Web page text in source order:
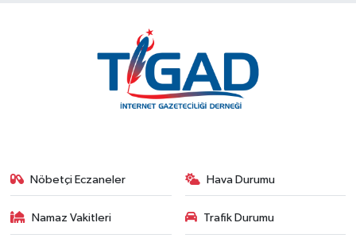
Nöbetçi Eczaneler Hava Durumu
Namaz Vakitleri Trafik Durumu